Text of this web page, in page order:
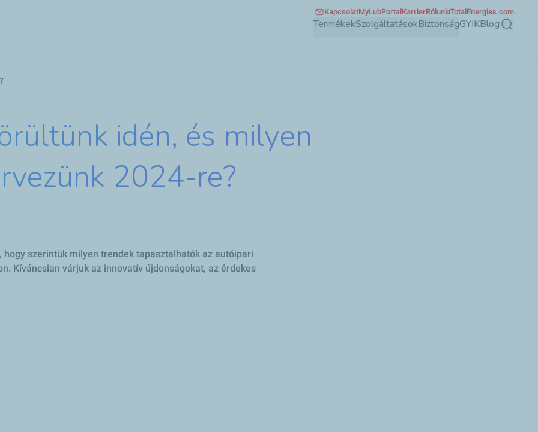
TermékekSzolgáltatásokBiztonságGYIKBlog Keresés
KapcsolatMyLubPortalKarrierRólunkTotalEnergies.com
idén, és milyen
2024-re?
szerintük milyen trendek tapasztalhatók az autóipari
Kíváncsian várjuk az innovatív újdonságokat, az érdekes